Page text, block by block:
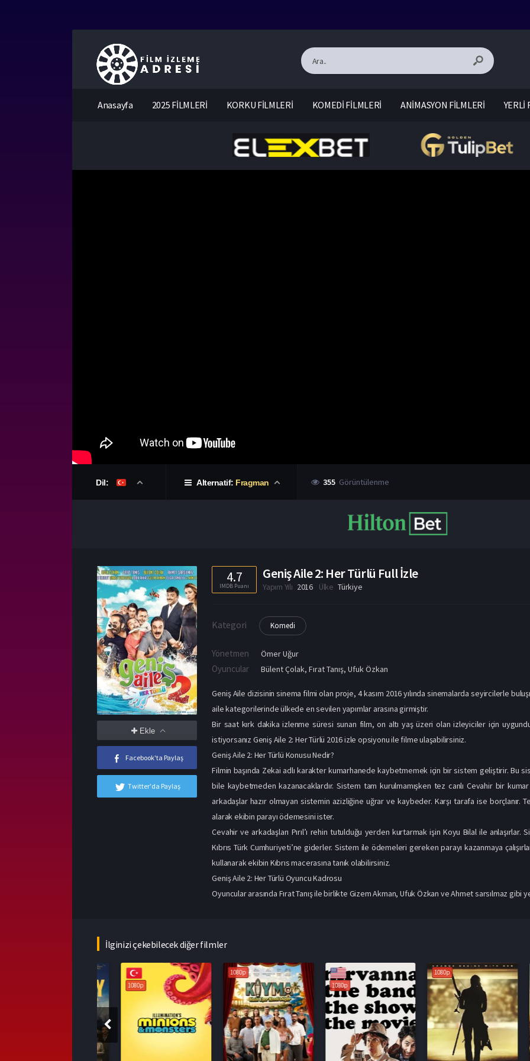
Anasayfa 2025 FİLMLERİ KORKU FİLMLERİ KOMEDİ FİLMLERİ ANİMASYON FİLMLERİ YERLİ
Dil: Alternatif: Fragman 355 Görüntülenme
Ekle
Facebook'ta Paylaş
Twitter'da Paylaş
4.7
IMDB Puanı
Geniş Aile 2: Her Türlü Full İzle
Yapım Yılı 2016 Ülke Türkiye
Kategori Komedi
Yönetmen Ömer Uğur
Oyuncular Bülent Çolak,Fırat Tanış,Ufuk Özkan
Geniş Aile dizisinin sinema filmi olan proje, 4 kasım 2016 yılında sinemalarda seyircilerle
aile kategorilerinde ülkede en sevilen yapımlar arasına girmiştir.
Bir saat kırk dakika izlenme süresi sunan film, on altı yaş üzeri olan izleyiciler için
istiyorsanız Geniş Aile 2: Her Türlü 2016 izle opsiyonu ile filme ulaşabilirsiniz.
Geniş Aile 2: Her Türlü Konusu Nedir?
Filmin başında Zekai adlı karakter kumarhanede kaybetmemek için bir sistem geliştirir. Bu
bile kaybetmeden kazanacaklardır. Sistem tam kurulmamışken tez canlı Cevahir bir
arkadaşlar hazır olmayan sistemin azizliğine uğrar ve kaybeder. Karşı tarafa ise borçlanır.
alarak ekibin parayı ödemesini ister.
Cevahir ve arkadaşları Pırıl’ı rehin tutulduğu yerden kurtarmak işin Koyu Bilal ile anlaşırlar.
Kıbrıs Türk Cumhuriyeti’ne giderler. Sistem ile ödemeleri gereken parayı kazanmaya
kullanarak ekibin Kıbrıs macerasına tanık olabilirsiniz.
Geniş Aile 2: Her Türlü Oyuncu Kadrosu
Oyuncular arasında Fırat Tanış ile birlikte Gizem Akman, Ufuk Özkan ve Ahmet sarsılmaz gibi
İlginizi çekebilecek diğer filmler
1080p
1080p
1080p
1080p 1080p